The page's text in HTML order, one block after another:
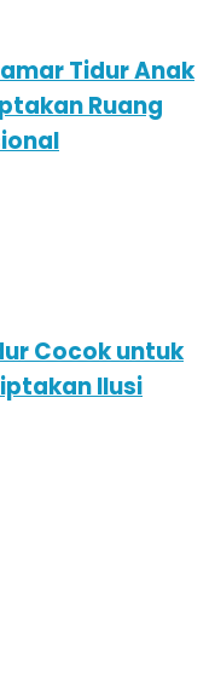
Tidur Anak
Ruang
Cocok untuk
Ilusi